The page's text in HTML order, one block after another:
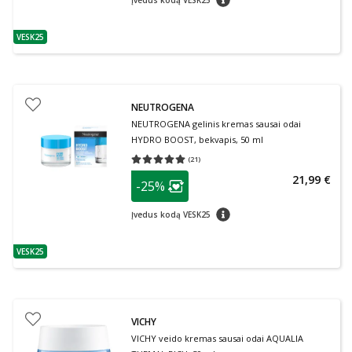
patarimas
VESK25
patarimas
VESK25
NEUTROGENA
NEUTROGENA gelinis kremas sausai odai
HYDRO BOOST, bekvapis, 50 ml
(21)
Vidutinis įvertinimas 5.00
patarimas
Lojalumo klubo narių nuolaida
-25%
Įvedus kodą VESK25 patarimas
21,99 €
VICHY
VICHY veido kremas sausai odai AQUALIA